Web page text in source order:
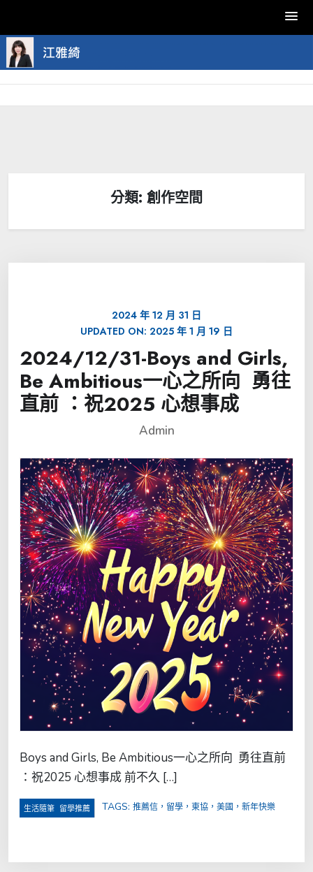
Skip
to
content
分類: 創作空間
2024 年 12 月 31 日
UPDATED ON: 2025 年 1 月 19 日
2024/12/31-Boys and Girls,
Be Ambitious一心之所向 勇往
直前 ：祝2025 心想事成
Admin
Boys and Girls, Be Ambitious一心之所向 勇往直前
：祝2025 心想事成 前不久 […]
生活隨筆 留學推薦 TAGS: 推薦信，留學，東協，美國，新年快樂